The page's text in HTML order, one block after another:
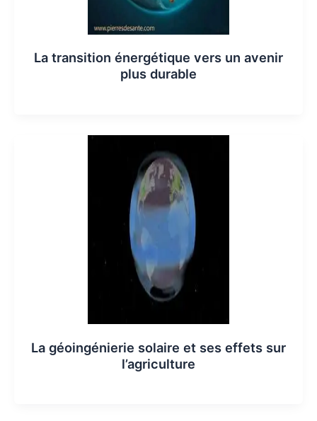
La transition énergétique vers un avenir
plus durable
La géoingénierie solaire et ses effets sur
l’agriculture